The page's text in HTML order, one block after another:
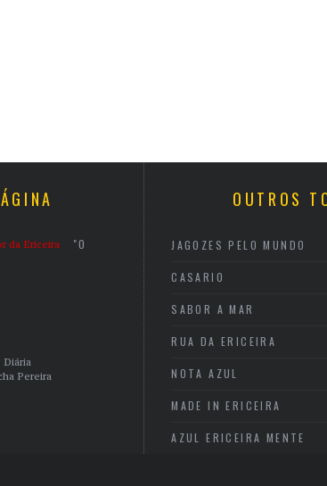
"O
Diária
Pereira
OUTROS
JAGOZES PELO MUNDO
CASARIO
SABOR A MAR
RUA DA ERICEIRA
NOTA AZUL
MADE IN ERICEIRA
AZUL ERICEIRA MENTE